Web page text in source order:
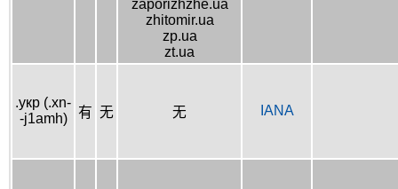
zaporizhzhe.ua
zhitomir.ua
zp.ua
zt.ua
.укр (.xn-
-j1amh)
有 无 无 IANA